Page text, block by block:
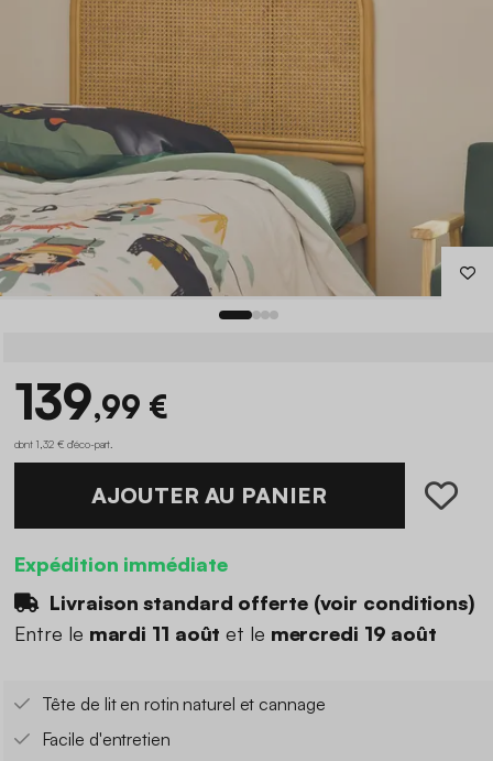
139,99 €
dont 1,32 € d'éco-part
AJOUTER AU PANIER
Expédition immédiate
Livraison standard offerte (voir conditions)
Entre le mardi 11 août et le mercredi 19 août
Tête de lit en rotin naturel et cannage
Facile d'entretien